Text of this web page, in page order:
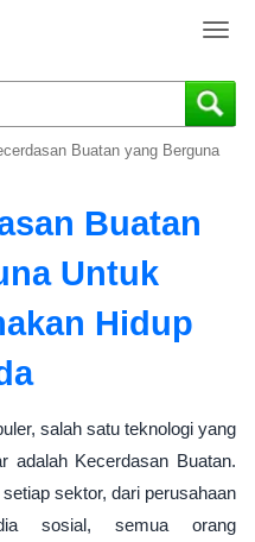
T
g
g
n
Buatan yang Berguna
Buatan
Untuk
Hidup
salah satu teknologi yang
adalah Kecerdasan Buatan.
sektor, dari perusahaan
sosial, semua orang